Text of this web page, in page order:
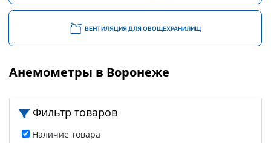
ВЕНТИЛЯЦИЯ ДЛЯ ОВОЩЕХРАНИЛИЩ
Анемометры в Воронеже
Фильтр товаров
Наличие товара